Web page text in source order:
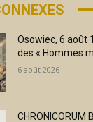
Osowiec, 6 août
des « Hommes
6 août 2026
CHRONICORUM